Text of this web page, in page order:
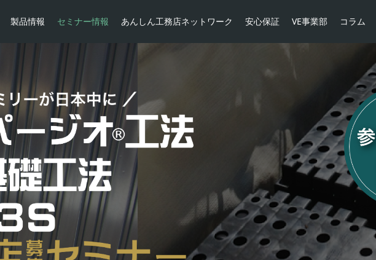
製品情報 セミナー情報 あんしん工務店ネットワーク 安心保証 VE事業部 コラム